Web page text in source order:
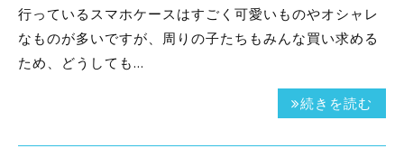
行っているスマホケースはすごく可愛いものやオシャレ
なものが多いですが、周りの子たちもみんな買い求める
ため、どうしても…
続きを読む